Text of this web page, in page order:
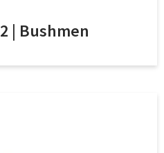
| Bushmen